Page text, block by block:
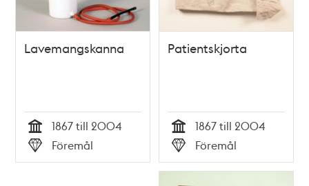
Lavemangskanna
Tid
1867 till 2004
Typ
Föremål
Patientskjorta
Tid
1867 till 2004
Typ
Föremål